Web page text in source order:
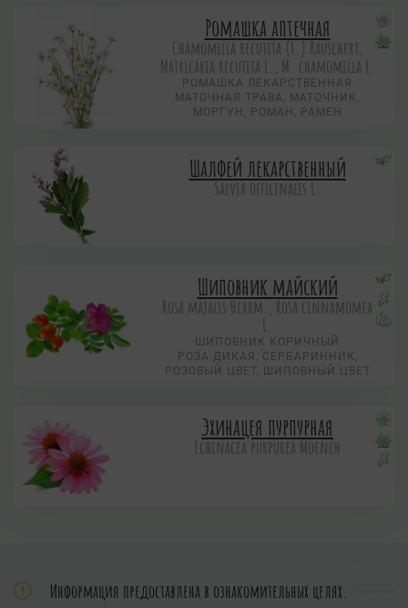
Ромашка аптечная
Chamomilla recutita (L.) Rauschert,
Matricaria recutita L., M. chamomilla L.
РОМАШКА ЛЕКАРСТВЕННАЯ
МАТОЧНАЯ ТРАВА, МАТОЧНИК,
МОРГУН, РОМАН, РАМЕН
Шалфей лекарственный
Salvia officinalis L.
Шиповник майский
Rosa majalis Herrm., Rosa cinnamomea
L.
ШИПОВНИК КОРИЧНЫЙ
РОЗА ДИКАЯ, СЕРБАРИННИК,
РОЗОВЫЙ ЦВЕТ, ШИПОВНЫЙ ЦВЕТ
Эхинацея пурпурная
Echinacea purpurea Moench
Информация предоставлена в ознакомительных целях.